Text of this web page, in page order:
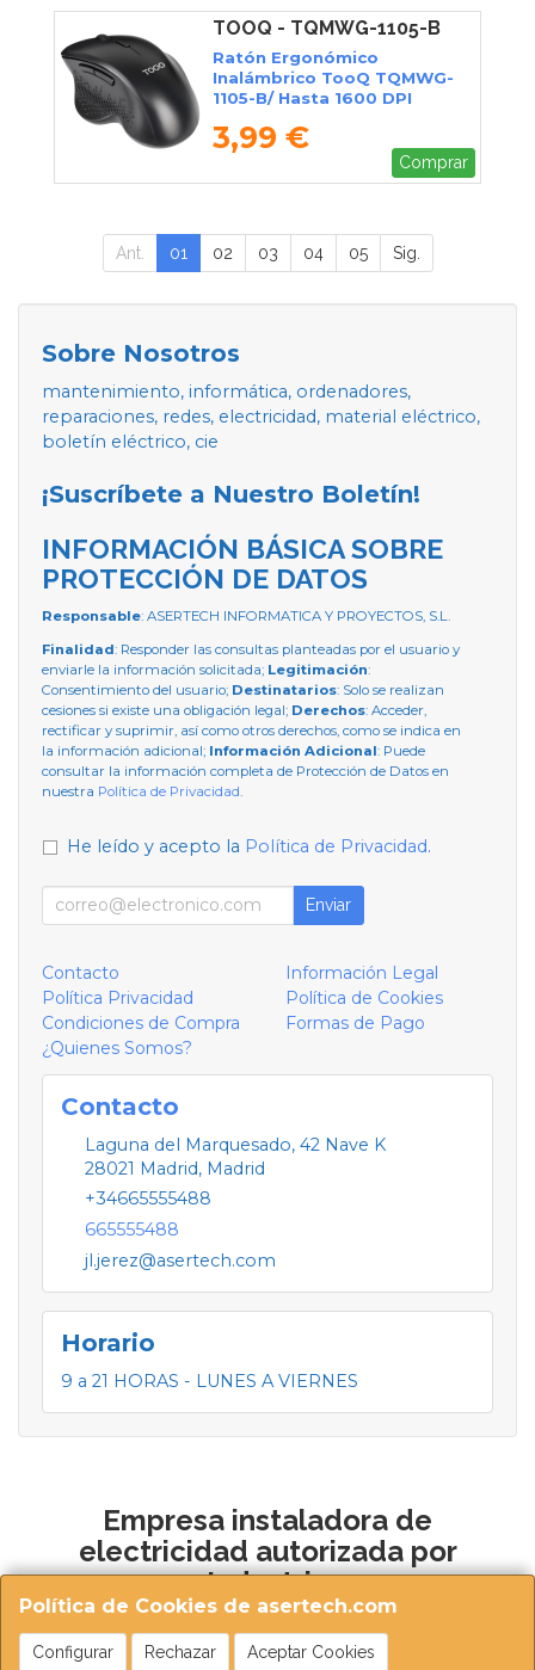
TOOQ - TQMWG-1105-B
Ratón Ergonómico
Inalámbrico TooQ TQMWG-
1105-B/ Hasta 1600 DPI
3,99 €
Comprar
Ant. 01 02 03 04 05 Sig.
Política de Cookies de asertech.com
Configurar Rechazar Aceptar Cookies
Sobre Nosotros
mantenimiento, informática, ordenadores,
reparaciones, redes, electricidad, material eléctrico,
boletín eléctrico, cie
¡Suscríbete a Nuestro Boletín!
INFORMACIÓN BÁSICA SOBRE
PROTECCIÓN DE DATOS
Responsable: ASERTECH INFORMATICA Y PROYECTOS, S.L.
Finalidad: Responder las consultas planteadas por el usuario y
enviarle la información solicitada; Legitimación:
Consentimiento del usuario; Destinatarios: Solo se realizan
cesiones si existe una obligación legal; Derechos: Acceder,
rectificar y suprimir, así como otros derechos, como se indica en
la información adicional; Información Adicional: Puede
consultar la información completa de Protección de Datos en
nuestra Política de Privacidad
He leído y acepto la Política de Privacidad.
Enviar
Contacto
Información Legal
Política Privacidad
Política de Cookies
Condiciones de Compra
Formas de Pago
¿Quienes Somos?
Contacto
Laguna del Marquesado, 42 Nave K
28021 Madrid, Madrid
+34665555488
665555488
jl.jerez@asertech.com
Horario
9 a 21 HORAS - LUNES A VIERNES
Empresa instaladora de
electricidad autorizada por
Industria